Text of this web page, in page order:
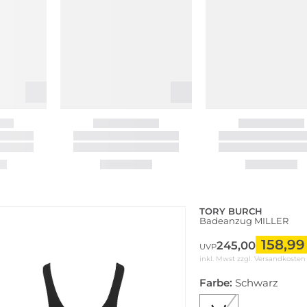
TORY BURCH
Badeanzug MILLER
UVP245,00 158,99
inkl. Mwst zzgl. Versandkosten
Farbe: Schwarz